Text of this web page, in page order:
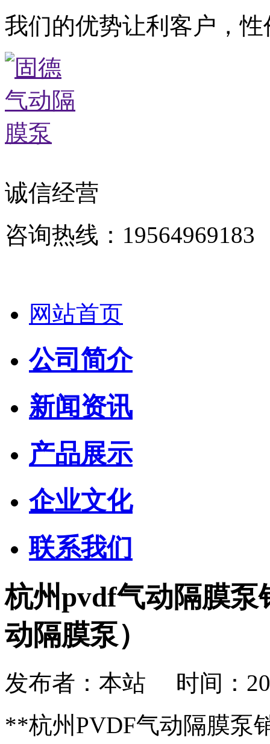
我们的优势让利客户，
诚信经营
咨询热线：19564969183
网站首页
公司简介
新闻资讯
产品展示
企业文化
联系我们
杭州pvdf气动隔膜泵
动隔膜泵）
发布者：本站 时间：
**杭州PVDF气动隔膜泵